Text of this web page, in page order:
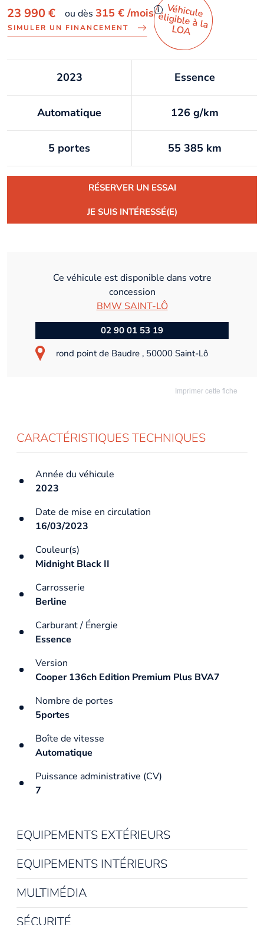
23 990 € ou dès 315 €/mois i
SIMULER UN FINANCEMENT
Véhicule
éligible à la
LO
A
2023 Essence
Automatique 126 g/km
5 portes 55 385 km
RÉSERVER UN ESSAI
JE SUIS INTÉRESSÉ(E)
Ce véhicule est disponible dans votre
concession
BMW SAINT-LÔ
02 90 01 53 19
rond point de Baudre , 50000 Saint-Lô
Imprimer cette fiche
CARACTÉRISTIQUES TECHNIQUES
Année du véhicule
2023
Date de mise en circulation
16/03/2023
Couleur(s)
Midnight Black II
Carrosserie
Berline
Carburant / Énergie
Essence
Version
Cooper 136ch Edition Premium Plus BVA7
Nombre de portes
5portes
Boîte de vitesse
Automatique
Puissance administrative (CV)
7
EQUIPEMENTS EXTÉRIEURS
EQUIPEMENTS INTÉRIEURS
MULTIMÉDIA
SÉCURITÉ